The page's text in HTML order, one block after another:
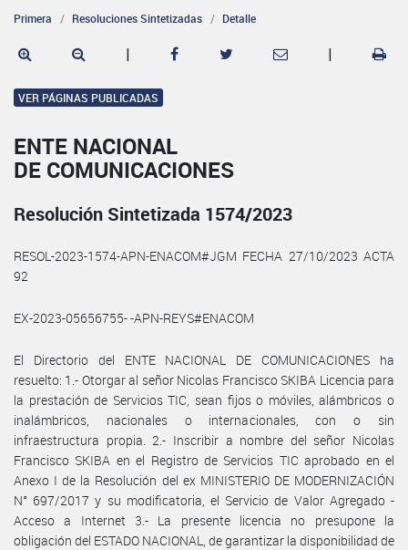
Primera Resoluciones Sintetizadas Detalle
| |
VER PÁGINAS PUBLICADAS
ENTE NACIONAL
DE COMUNICACIONES
Resolución Sintetizada 1574/2023
RESOL-2023-1574-APN-ENACOM#JGM FECHA 27/10/2023 ACTA
92
EX-2023-05656755- -APN-REYS#ENACOM
El Directorio del ENTE NACIONAL DE COMUNICACIONES ha
resuelto: 1.- Otorgar al señor Nicolas Francisco SKIBA Licencia para
la prestación de Servicios TIC, sean fijos o móviles, alámbricos o
inalámbricos, nacionales o internacionales, con o sin
infraestructura propia. 2.- Inscribir a nombre del señor Nicolas
Francisco SKIBA en el Registro de Servicios TIC aprobado en el
Anexo I de la Resolución del ex MINISTERIO DE MODERNIZACIÓN
N° 697/2017 y su modificatoria, el Servicio de Valor Agregado -
Acceso a Internet 3.- La presente licencia no presupone la
obligación del ESTADO NACIONAL, de garantizar la disponibilidad de